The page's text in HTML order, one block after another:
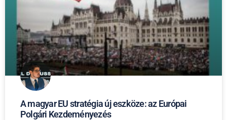
A magyar EU stratégia új eszköze: az Európai
Polgári Kezdeményezés